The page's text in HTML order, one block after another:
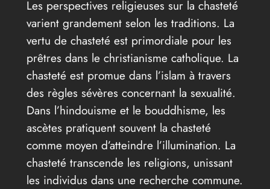
Les perspectives religieuses sur la chasteté
varient grandement selon les traditions. La
vertu de chasteté est primordiale pour les
prêtres dans le christianisme catholique. La
chasteté est promue dans l’islam à travers
des règles sévères concernant la sexualité.
Dans l’hindouisme et le bouddhisme, les
ascètes pratiquent souvent la chasteté
comme moyen d’atteindre l’illumination. La
chasteté transcende les religions, unissant
les individus dans une recherche commune.